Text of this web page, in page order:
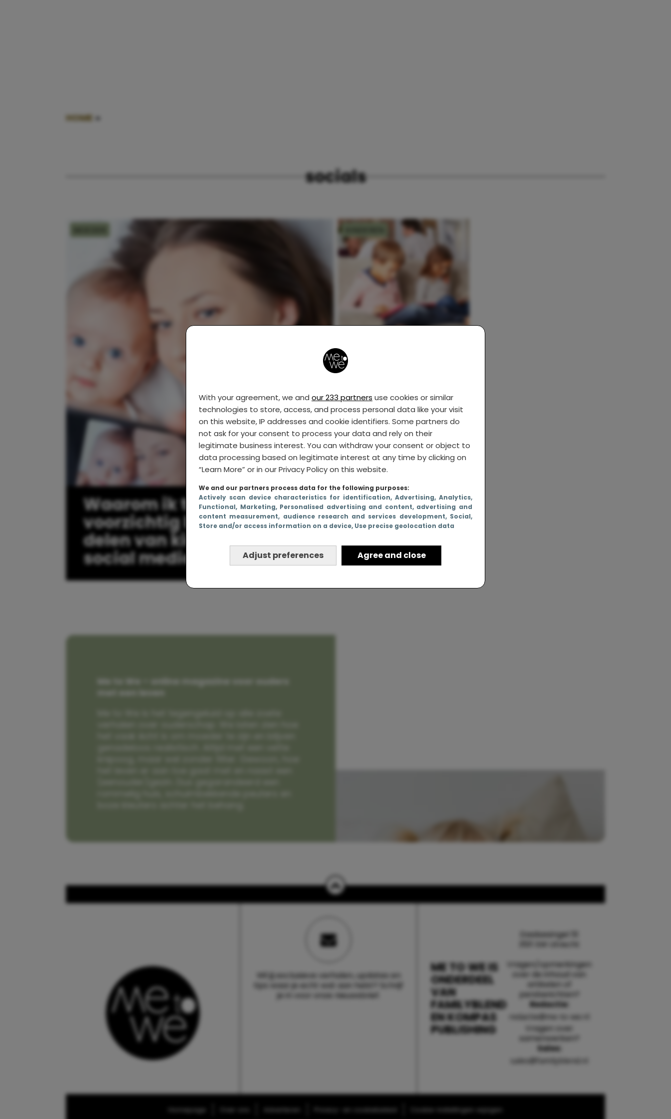
With your agreement, we and our 233 partners use cookies or similar
technologies to store, access, and process personal data like your visit
on this website, IP addresses and cookie identifiers. Some partners do
not ask for your consent to process your data and rely on their
legitimate business interest. You can withdraw your consent or object to
data processing based on legitimate interest at any time by clicking on
“Learn More” or in our Privacy Policy on this website.
We and our partners process data for the following purposes:
Actively scan device characteristics for identification, Advertising, Analytics,
Functional, Marketing, Personalised advertising and content, advertising and
content measurement, audience research and services development, Social,
Store and/or access information on a device, Use precise geolocation data
Adjust preferences Agree and close
HOME »
socials
Waarom ik toch
voorzichtig ben met het
delen van kinderfoto’s op
social media
Ouders, maak je niet zo
druk! Sociale media zijn
Me to We – online magazine voor ouders
met een leven
Wil jij exclusieve verhalen, updates en
tips waar je echt wat aan hebt? Schrijf
je in voor onze nieuwsbrief.
ME TO WE IS
ONDERDEEL
VAN
FAMILYBLEND
EN KOMPAS
PUBLISHING
Daalsesingel 51
3511 SW Utrecht
Vragen/opmerkingen
over de inhoud van
artikelen of
persberichten?
Redactie:
redactie@me-to-we.nl
Vragen over
samenwerken?
Sales:
sales@familyblend.nl
Homepage Cookie-instellingen wijzigen